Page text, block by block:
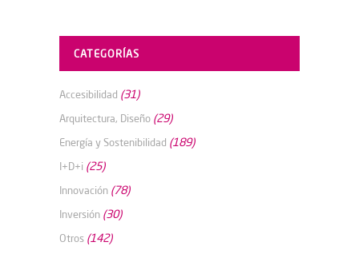
CATEGORÍAS
Accesibilidad (31)
Arquitectura, Diseño (29)
Energía y Sostenibilidad (189)
I+D+i (25)
Innovación (78)
Inversión (30)
Otros (142)